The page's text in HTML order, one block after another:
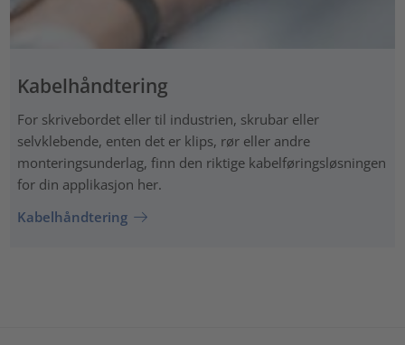
Kabelhåndtering
For skrivebordet eller til industrien, skrubar eller
selvklebende, enten det er klips, rør eller andre
monteringsunderlag, finn den riktige kabelføringsløsningen
for din applikasjon her.
Kabelhåndtering